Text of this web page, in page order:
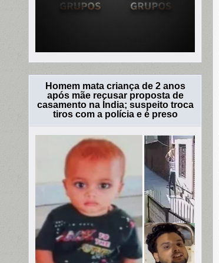
Homem mata criança de 2 anos
após mãe recusar proposta de
casamento na Índia; suspeito troca
tiros com a polícia e é preso